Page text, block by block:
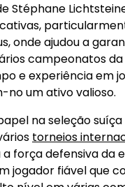
Stéphane
onde ajudou a
campeonatos da
e experiência em
um ativo valioso.
na seleção
torneios
força defensiva da
jogador fiável que